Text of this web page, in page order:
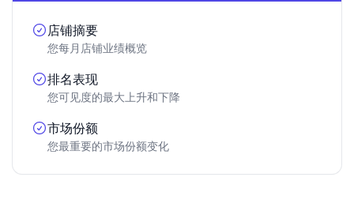
店铺摘要
您每月店铺业绩概览
排名表现
您可见度的最大上升和下降
市场份额
您最重要的市场份额变化